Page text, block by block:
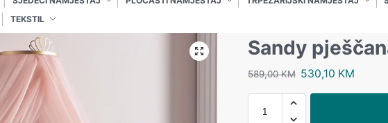
TEKSTIL
Sandy
589,00KM 530,10 KM